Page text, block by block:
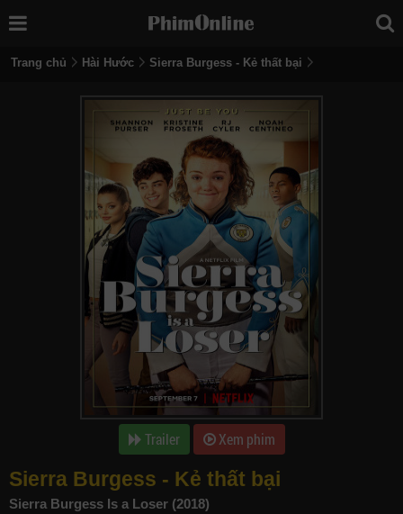
Trang chủ Hài Hước Sierra Burgess - Kẻ thất bại
Trailer Xem phim
Sierra Burgess - Kẻ thất bại
Sierra Burgess Is a Loser (2018)